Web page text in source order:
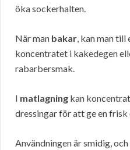
öka sockerhalten.
När man bakar, kan man till
koncentratet i kakedegen
rabarbersmak.
I matlagning kan
dressingar för att ge en
Användningen är smidig, och